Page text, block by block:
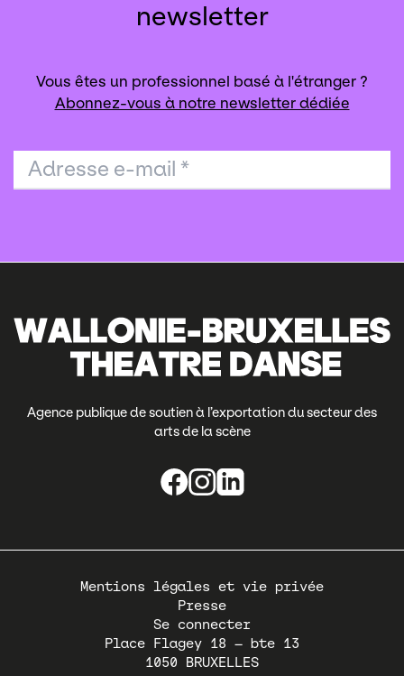
newsletter
Vous êtes un professionnel basé à l'étranger ?
Abonnez-vous à notre newsletter dédiée
Adresse e-mail *
Agence publique de soutien à l’exportation du secteur des
arts de la scène
Pied
Mentions légales et vie privée
Presse
Se connecter
Place Flagey 18 – bte 13
1050
BRUXELLES